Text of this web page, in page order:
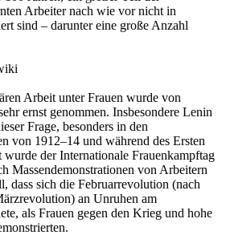
Arbeiter nach wie vor nicht in
sind – darunter eine große Anzahl
Arbeit unter Frauen wurde von
ernst genommen. Insbesondere Lenin
Frage, besonders in den
von 1912–14 und während des Ersten
der Internationale Frauenkampftag
Massendemonstrationen von Arbeitern
dass sich die Februarrevolution (nach
an Unruhen am
als Frauen gegen den Krieg und hohe